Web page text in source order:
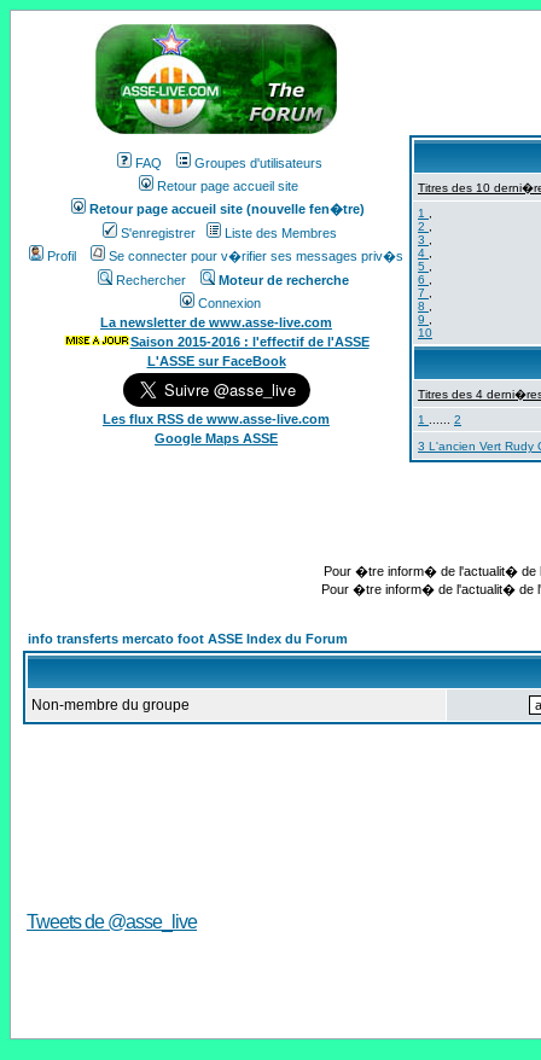
FAQ
Groupes d'utilisateurs
Retour page accueil site
Retour page accueil site (nouvelle fen�tre)
S'enregistrer
Liste des Membres
Profil
Se connecter pour v�rifier ses messages priv�s
Rechercher
Moteur de recherche
Connexion
La newsletter de www.asse-live.com
Saison 2015-2016 : l'effectif de l'ASSE
L'ASSE sur FaceBook
Les flux RSS de www.asse-live.com
Google Maps ASSE
Titres des 10
1
2
3
4
5
6
7
8
9
10
Titres des 4
1
2
3 L'ancien Vert
Pour �tre inform� de l'actualit� de
Pour �tre inform� de l'actualit� de
info transferts mercato foot ASSE Index du Forum
Non-membre du groupe
Tweets de @asse_live